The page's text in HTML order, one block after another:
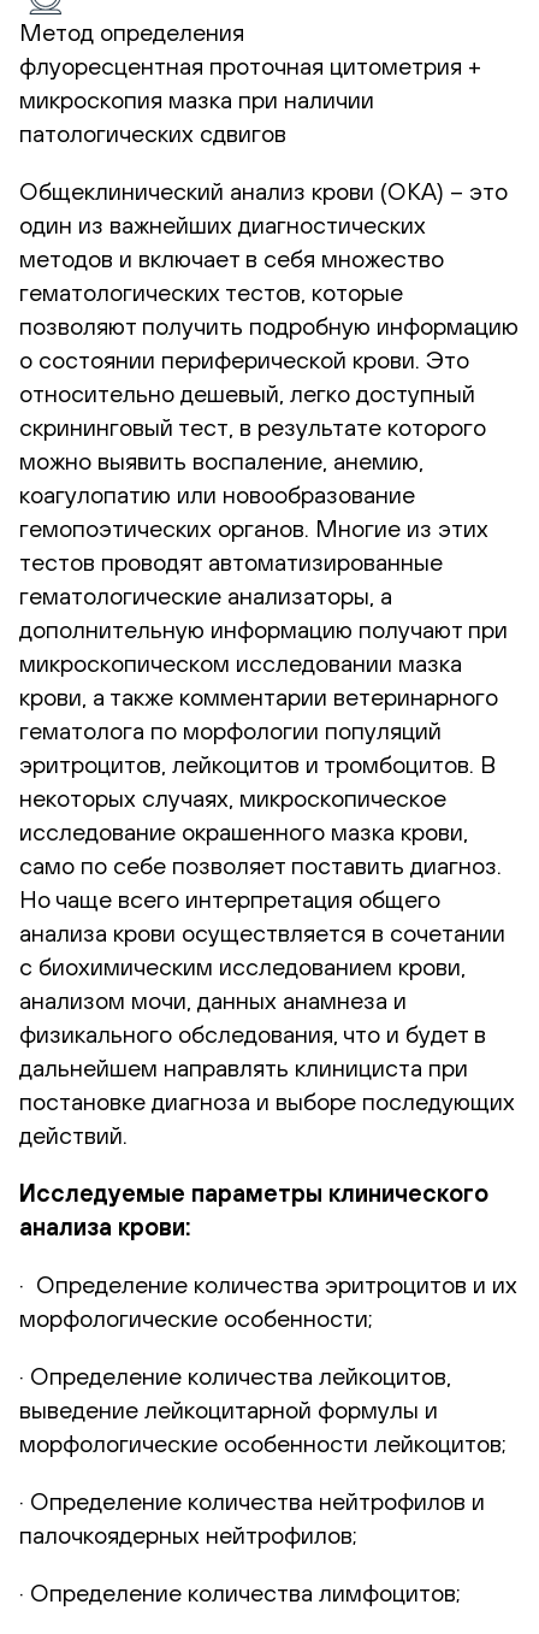
Метод определения
флуоресцентная проточная цитометрия +
микроскопия мазка при наличии
патологических сдвигов
Общеклинический анализ крови (ОКА) – это
один из важнейших диагностических
методов и включает в себя множество
гематологических тестов, которые
позволяют получить подробную информацию
о состоянии периферической крови. Это
относительно дешевый, легко доступный
скрининговый тест, в результате которого
можно выявить воспаление, анемию,
коагулопатию или новообразование
гемопоэтических органов. Многие из этих
тестов проводят автоматизированные
гематологические анализаторы, а
дополнительную информацию получают при
микроскопическом исследовании мазка
крови, а также комментарии ветеринарного
гематолога по морфологии популяций
эритроцитов, лейкоцитов и тромбоцитов. В
некоторых случаях, микроскопическое
исследование окрашенного мазка крови,
само по себе позволяет поставить диагноз.
Но чаще всего интерпретация общего
анализа крови осуществляется в сочетании
с биохимическим исследованием крови,
анализом мочи, данных анамнеза и
физикального обследования, что и будет в
дальнейшем направлять клинициста при
постановке диагноза и выборе последующих
действий.
Исследуемые параметры клинического
анализа крови:
· Определение количества эритроцитов и их
морфологические особенности;
· Определение количества лейкоцитов,
выведение лейкоцитарной формулы и
морфологические особенности лейкоцитов;
· Определение количества нейтрофилов и
палочкоядерных нейтрофилов;
· Определение количества лимфоцитов;